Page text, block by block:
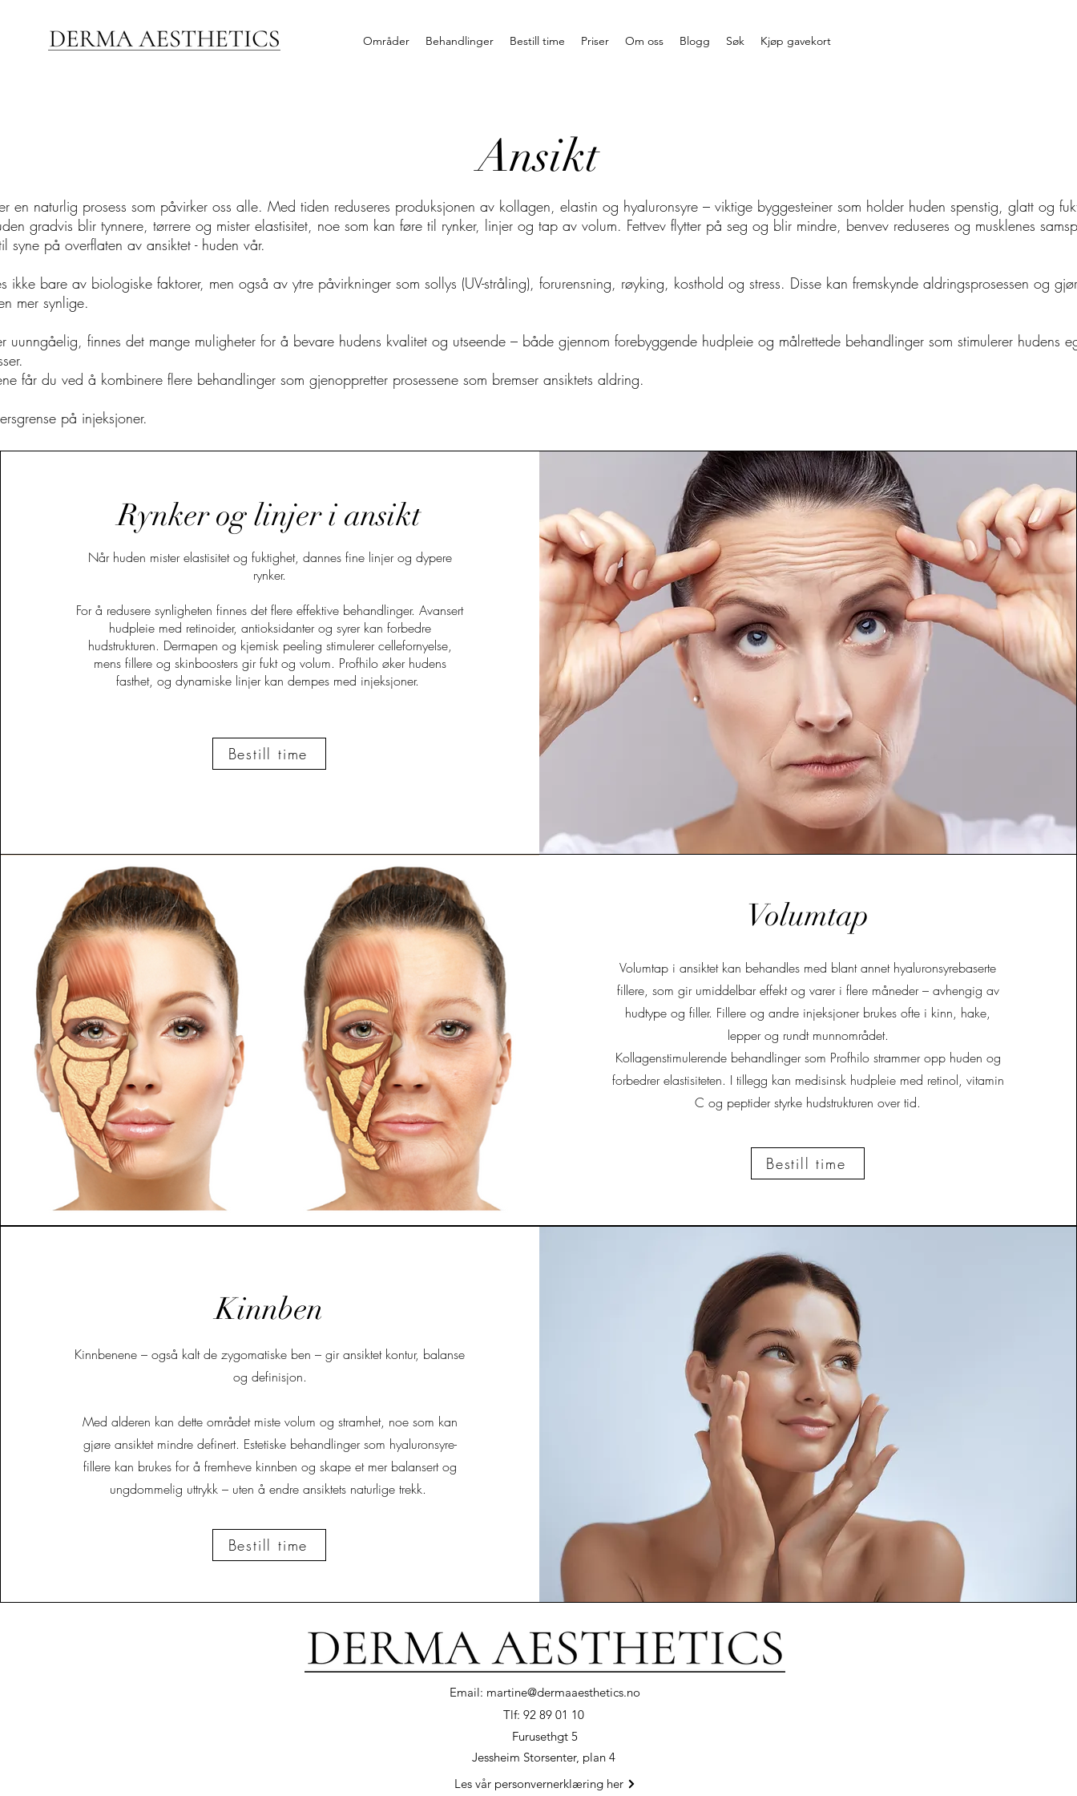
Områder Behandlinger Bestill time Priser Om oss Blogg Søk Kjøp gavekort
Ansikt
en naturlig prosess som påvirker oss alle. Med tiden reduseres produksjonen av kollagen, elastin og hyaluronsyre – viktige byggesteiner som holder huden spenstig, glatt og
gradvis blir tynnere, tørrere og mister elastisitet, noe som kan føre til rynker, linjer og tap av volum. Fettvev flytter på seg og blir mindre, benvev reduseres og musklenes
syne på overflaten av ansiktet - huden vår.
ikke bare av biologiske faktorer, men også av ytre påvirkninger som sollys (UV-stråling), forurensning, røyking, kosthold og stress. Disse kan fremskynde aldringsprosessen og
mer synlige.
uunngåelig, finnes det mange muligheter for å bevare hudens kvalitet og utseende – både gjennom forebyggende hudpleie og målrettede behandlinger som stimulerer hudens
får du ved å kombinere flere behandlinger som gjenoppretter prosessene som bremser ansiktets aldring.
på injeksjoner.
Rynker og linjer i ansikt
Når huden mister elastisitet og fuktighet, dannes fine linjer og dypere
rynker.
For å redusere synligheten finnes det flere effektive behandlinger. Avansert
hudpleie med retinoider, antioksidanter og syrer kan forbedre
hudstrukturen. Dermapen og kjemisk peeling stimulerer cellefornyelse,
mens fillere og skinboosters gir fukt og volum. Profhilo øker hudens
fasthet, og dynamiske linjer kan dempes med injeksjoner.
Bestill time
Volumtap
Volumtap i ansiktet kan behandles med blant annet hyaluronsyrebaserte
fillere, som gir umiddelbar effekt og varer i flere måneder – avhengig av
hudtype og filler. Fillere og andre injeksjoner brukes ofte i kinn, hake,
lepper og rundt munnområdet.
Kollagenstimulerende behandlinger som Profhilo strammer opp huden og
forbedrer elastisiteten. I tillegg kan medisinsk hudpleie med retinol, vitamin
C og peptider styrke hudstrukturen over tid.
Bestill time
Kinnben
Kinnbenene – også kalt de zygomatiske ben – gir ansiktet kontur, balanse
og definisjon.
Med alderen kan dette området miste volum og stramhet, noe som kan
gjøre ansiktet mindre definert. Estetiske behandlinger som hyaluronsyre-
fillere kan brukes for å fremheve kinnben og skape et mer balansert og
ungdommelig uttrykk – uten å endre ansiktets naturlige trekk.
Bestill time
Email: martine@dermaaesthetics.no
Tlf: 92 89 01 10
Furusethgt 5
Jessheim Storsenter, plan 4
Les vår personvernerklæring her